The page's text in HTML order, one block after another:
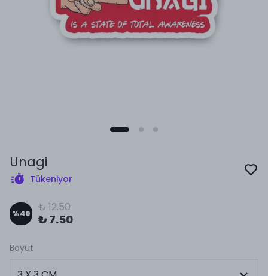
Unagi
Tükeniyor
%40 ₺ 12.50
₺ 7.50
Boyut